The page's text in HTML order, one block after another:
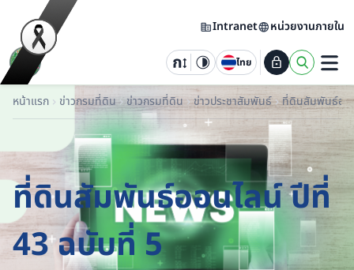
Intranet หน่วยงานภายใน
ไทย
หน้าแรก ข่าวกรมที่ดิน ข่าวกรมที่ดิน ข่าวประชาสัมพันธ์ ที่ดินสัมพันธ์ออ
ที่ดินสัมพันธ์ออนไลน์ ปีที่
43 ฉบับที่ 5